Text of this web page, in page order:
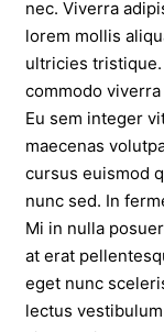
nec. Viverra
lorem mollis
ultricies
commodo viverra
Eu sem integer
maecenas
cursus euismod
nunc sed. In
Mi in nulla
at erat
eget nunc
lectus